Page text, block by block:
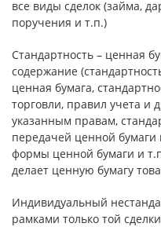
все виды сделок (займа,
поручения и т.п.)
Стандартность – ценная
содержание
ценная бумага,
торговли, правил учета и
указанным правам,
передачей ценной бумаги
формы ценной бумаги и
делает ценную бумагу
Индивидуальный
рамками только той